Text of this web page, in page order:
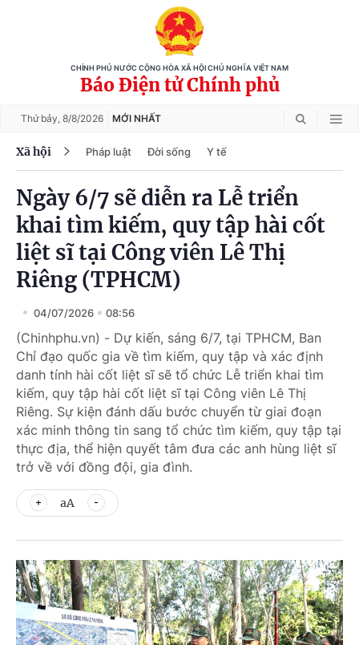
CHÍNH PHỦ NƯỚC CỘNG HÒA XÃ HỘI CHỦ NGHĨA VIỆT NAM
Báo Điện tử Chính phủ
Thứ bảy, 8/8/2026 MỚI NHẤT
Xã hội Pháp luật Đời sống Y tế
Ngày 6/7 sẽ diễn ra Lễ triển
khai tìm kiếm, quy tập hài cốt
liệt sĩ tại Công viên Lê Thị
Riêng (TPHCM)
04/07/2026 08:56
(Chinhphu.vn) - Dự kiến, sáng 6/7, tại TPHCM, Ban
Chỉ đạo quốc gia về tìm kiếm, quy tập và xác định
danh tính hài cốt liệt sĩ sẽ tổ chức Lễ triển khai tìm
kiếm, quy tập hài cốt liệt sĩ tại Công viên Lê Thị
Riêng. Sự kiện đánh dấu bước chuyển từ giai đoạn
xác minh thông tin sang tổ chức tìm kiếm, quy tập tại
thực địa, thể hiện quyết tâm đưa các anh hùng liệt sĩ
trở về với đồng đội, gia đình.
aA